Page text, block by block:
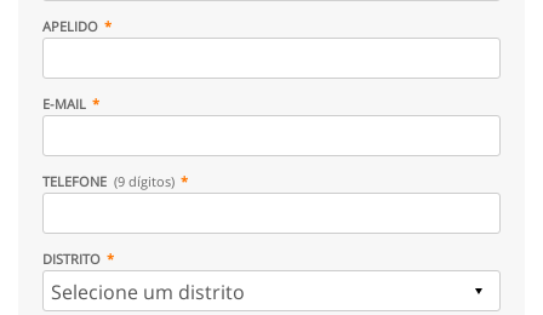
APELIDO
E-MAIL
TELEFONE (9 dígitos)
DISTRITO